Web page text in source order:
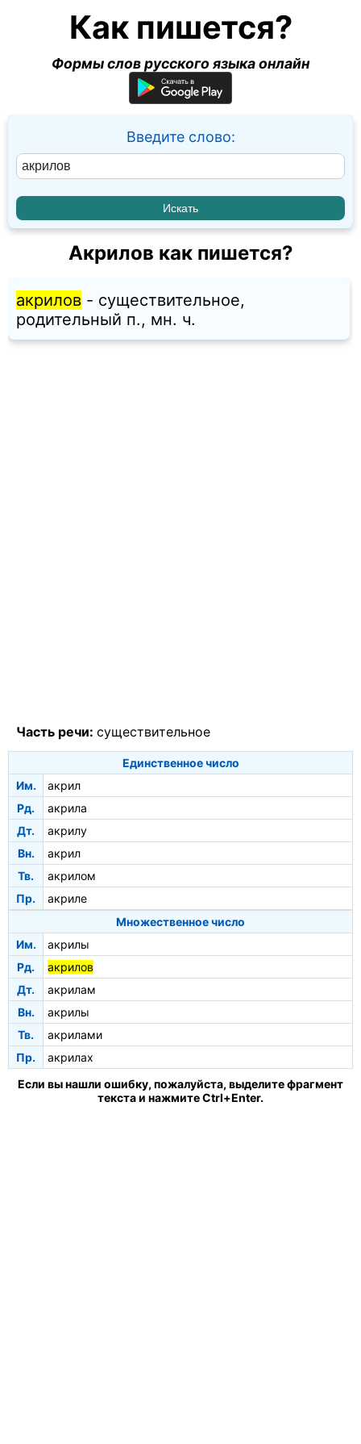
Как пишется?
Формы слов русского языка онлайн
Введите слово:
Акрилов как пишется?
акрилов - существительное,
родительный п., мн. ч.
Часть речи: существительное
Единственное число
Им.
акрил
Рд.
акрила
Дт.
акрилу
Вн.
акрил
Тв.
акрилом
Пр.
акриле
Множественное число
Им.
акрилы
Рд.
акрилов
Дт.
акрилам
Вн.
акрилы
Тв.
акрилами
Пр.
акрилах
Если вы нашли ошибку, пожалуйста, выделите фрагмент
текста и нажмите Ctrl+Enter.